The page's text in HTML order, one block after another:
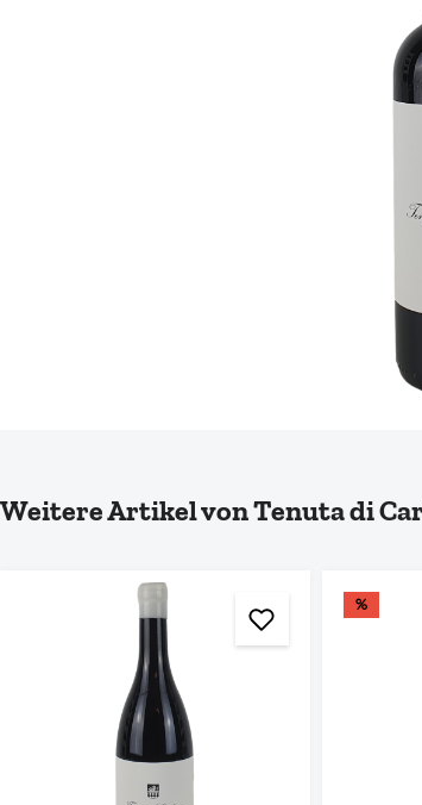
Produktgalerie überspringen
Weitere Artikel von Tenuta di
%